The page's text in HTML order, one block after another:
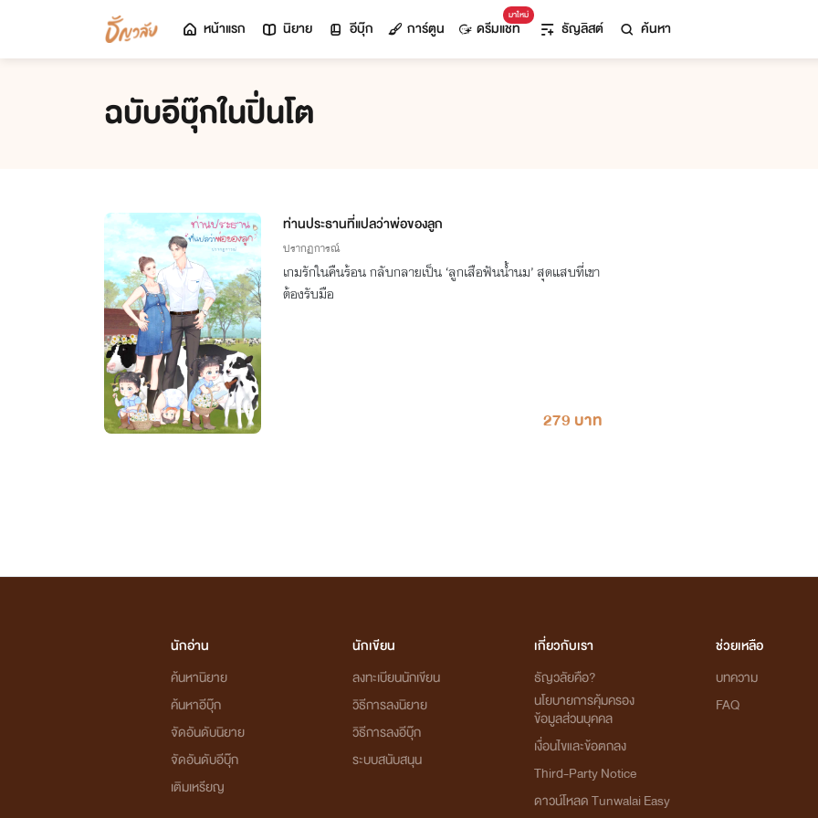
หน้าแรก นิยาย อีบุ๊ก การ์ตูน
มาใหม่
ดรีมแชท ธัญลิสต์ ค้นหา
ฉบับอีบุ๊กในปิ่นโต
ท่านประธานที่แปลว่าพ่อของลูก
ปรากฏการณ์
เกมรักในคืนร้อน กลับกลายเป็น ‘ลูกเสือฟันน้ำนม’ สุดแสบที่เขา
ต้องรับมือ
279 บาท
นักอ่าน
ค้นหานิยาย
ค้นหาอีบุ๊ก
จัดอันดับนิยาย
จัดอันดับอีบุ๊ก
เติมเหรียญ
นักเขียน
ลงทะเบียนนักเขียน
วิธีการลงนิยาย
วิธีการลงอีบุ๊ก
ระบบสนับสนุน
เกี่ยวกับเรา
ธัญวลัยคือ?
นโยบายการคุ้มครอง
ข้อมูลส่วนบุคคล
เงื่อนไขและข้อตกลง
Third-Party Notice
ดาวน์โหลด Tunwalai Easy
ช่วยเหลือ
บทความ
FAQ